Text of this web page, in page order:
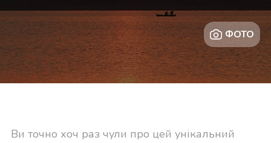
ФОТО
Ви точно хоч раз чули про цей унікальний